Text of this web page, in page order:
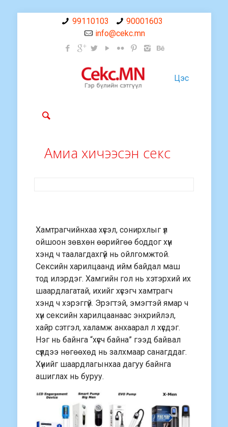
99110103
90001603
info@cekc.mn
Цэс
Амиа хичээсэн секс
Хамтрагчийнхаа хүсэл, сонирхлыг үл
ойшоон зөвхөн өөрийгөө боддог хүн
хэнд ч таалагдахгүй нь ойлгомжтой.
Сексийн харилцаанд ийм байдал маш
тод илэрдэг. Хамгийн гол нь хэтэрхий их
шаардлагатай, ихийг хүсэгч хамтрагч
хэнд ч хэрэггүй. Эрэгтэй, эмэгтэй ямар ч
хүн сексийн харилцаанаас энхрийлэл,
хайр сэтгэл, халамж анхаарал л хүсдэг.
Нэг нь байнга “хүсч байна” гээд байвал
сүүлдээ нөгөөхөд нь залхмаар санагддаг.
Хүнийг шаардлагынхаа дагуу байнга
ашиглах нь буруу.